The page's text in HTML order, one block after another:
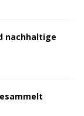
nachhaltige